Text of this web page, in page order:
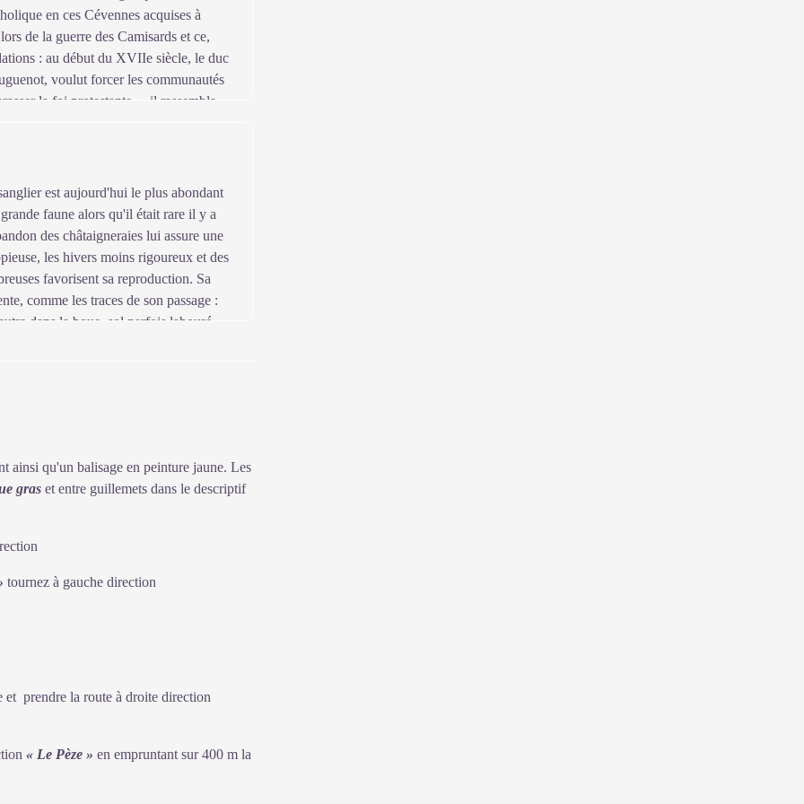
en ces Cévennes acquises à
de la guerre des Camisards et ce,
: au début du XVIIe siècle, le duc
voulut forcer les communautés
la foi protestante… il rassembla
et de Notre-Dame-de-la-Rouvière
la proposition du duc, mais sous
la signification de cette
ainsi dans le giron de l'église
(Ici en Cévennes, œuvre collective
est aujourd'hui le plus abondant
grande faune alors qu'il était rare il y a
des châtaigneraies lui assure une
les hivers moins rigoureux et des
favorisent sa reproduction. Sa
comme les traces de son passage :
dans la boue, sol parfois labouré
ainsi qu'un balisage en peinture jaune. Les
gras et entre guillemets dans le descriptif
tournez à gauche direction
et prendre la route à droite direction
« Le Pèze » en empruntant sur 400 m la